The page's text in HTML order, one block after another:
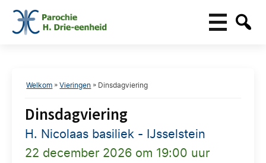
Welkom »Vieringen » Dinsdagviering
Dinsdagviering
H. Nicolaas basiliek - IJsselstein
22 december 2026 om 19:00 uur